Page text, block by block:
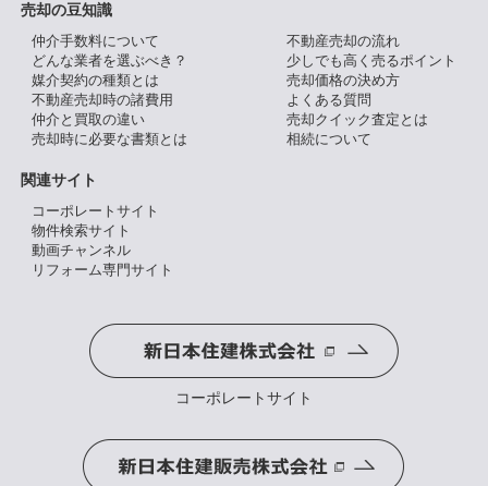
売却の豆知識
仲介手数料について
どんな業者を選ぶべき？
媒介契約の種類とは
不動産売却時の諸費用
仲介と買取の違い
売却時に必要な書類とは
不動産売却の流れ
少しでも高く売るポイント
売却価格の決め方
よくある質問
売却クイック査定とは
相続について
関連サイト
コーポレートサイト
物件検索サイト
動画チャンネル
リフォーム専門サイト
コーポレートサイト